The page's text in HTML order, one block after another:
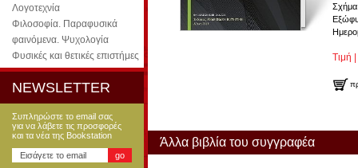
Λογοτεχνία
Φιλοσοφία. Παραφυσικά
φαινόμενα. Ψυχολογία
Φυσικές και θετικές επιστήμες
NEWSLETTER
Συπληρώστε το email σας
για να λάβετε τις προσφορές
και τα νέα της Bookstation
Τιμή
Άλλα βιβλία του συγγραφέα